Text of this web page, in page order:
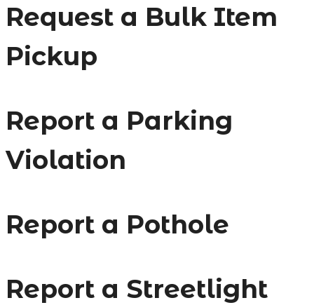
Request a Bulk Item
Pickup
Report a Parking
Violation
Report a Pothole
Report a Streetlight